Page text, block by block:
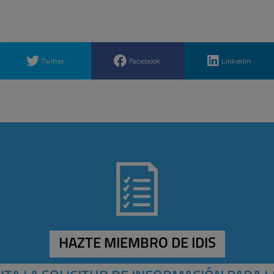
Twitter Facebook Linkedin
HAZTE MIEMBRO DE IDIS